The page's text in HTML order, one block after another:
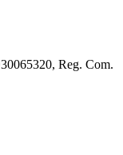
Reg. Com.